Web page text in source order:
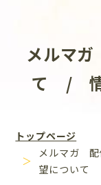
メルマ
て / 情
トップページ
メルマガ
望について